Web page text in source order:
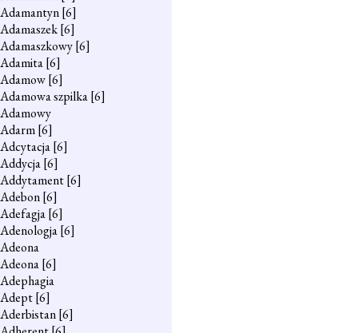
Adamantyn[6]
Adamaszek[6]
Adamaszkowy[6]
Adamita[6]
Adamow[6]
Adamowa szpilka[6]
Adamowy
Adarm[6]
Adcytacja[6]
Addycja[6]
Addytament[6]
Adebon[6]
Adefagja[6]
Adenologja[6]
Adeona
Adeona[6]
Adephagia
Adept[6]
Aderbistan[6]